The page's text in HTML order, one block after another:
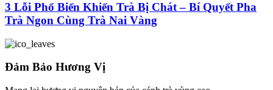
3 Lỗi Phổ Biến Khiến Trà Bị Chát – Bí Quyết Pha
Trà Ngon Cùng Trà Nai Vàng
Đảm Bảo Hương Vị